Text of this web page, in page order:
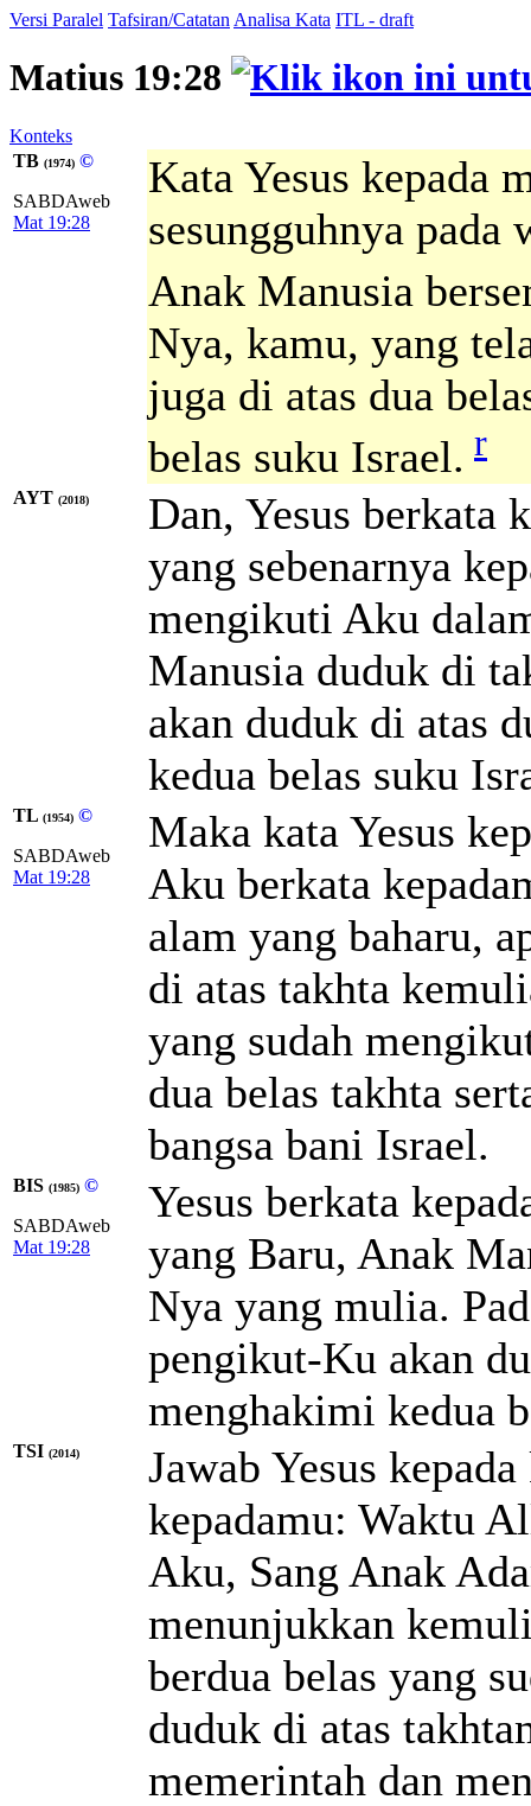
Versi Paralel Tafsiran/Catatan Analisa Kata ITL - draft
Matius 19:28
Konteks
TB (1974) ©
SABDAweb
Mat 19:28
Kata Yesus kepada
sesungguhnya
Anak Manusia
Nya, kamu, yang
juga di atas dua
belas suku Israel. r
AYT (2018)
Dan, Yesus berkata
yang sebenarnya
mengikuti Aku
Manusia duduk di
akan duduk di atas
kedua belas suku
TL (1954) ©
SABDAweb
Mat 19:28
Maka kata Yesus
Aku berkata
alam yang baharu,
di atas takhta
yang sudah
dua belas takhta
bangsa bani Israel.
BIS (1985) ©
SABDAweb
Mat 19:28
Yesus berkata
yang Baru, Anak
Nya yang mulia.
pengikut-Ku akan
menghakimi kedua
TSI (2014)
Jawab Yesus
kepadamu: Waktu
Aku, Sang Anak
menunjukkan
berdua belas yang
duduk di atas
memerintah dan